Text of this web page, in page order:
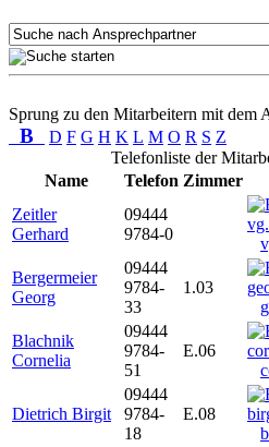
Sprung zu den Mitarbeitern mit dem
B D F G H K L M O R S Z
Telefonliste der
Name
Telefon Zimmer
Zeitler
Gerhard
09444
9784-0
Bergermeier
Georg
09444
9784-
33
1.03
Blachnik
Cornelia
09444
9784-
51
E.06
Dietrich Birgit
09444
9784-
18
E.08